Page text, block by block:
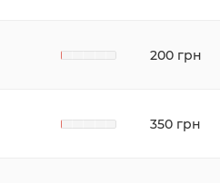
200 грн
350 грн